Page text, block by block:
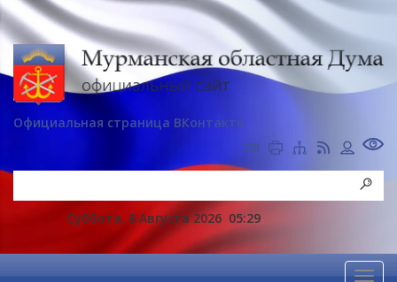
Официальная страница ВКонтакте
Суббота, 8 Августа 2026 05:29